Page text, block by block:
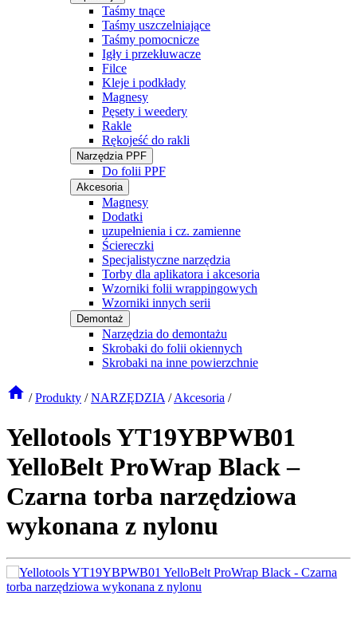
Taśmy tnące
Taśmy uszczelniające
Taśmy pomocnicze
Igły i przekłuwacze
Filce
Kleje i podkłady
Magnesy
Pęsety i weedery
Rakle
Rękojeść do rakli
Narzędzia PPF
Do folii PPF
Akcesoria
Magnesy
Dodatki
uzupełnienia i cz. zamienne
Ściereczki
Specjalistyczne narzędzia
Torby dla aplikatora i akcesoria
Wzorniki folii wrappingowych
Wzorniki innych serii
Demontaż
Narzędzia do demontażu
Skrobaki do folii okiennych
Skrobaki na inne powierzchnie
/ Produkty / NARZĘDZIA / Akcesoria /
Yellotools YT19YBPWB01
YelloBelt ProWrap Black –
Czarna torba narzędziowa
wykonana z nylonu